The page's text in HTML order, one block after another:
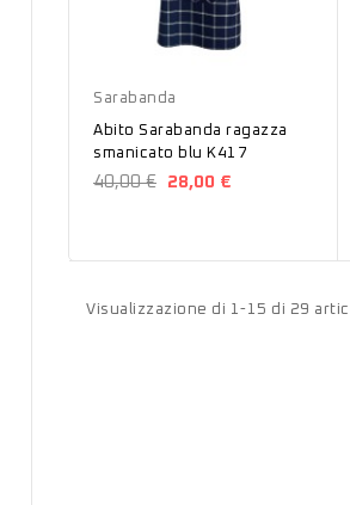
Sarabanda
Abito Sarabanda ragazza
smanicato blu K417
40,00 € 28,00 €
Visualizzazione di 1-15 di 29